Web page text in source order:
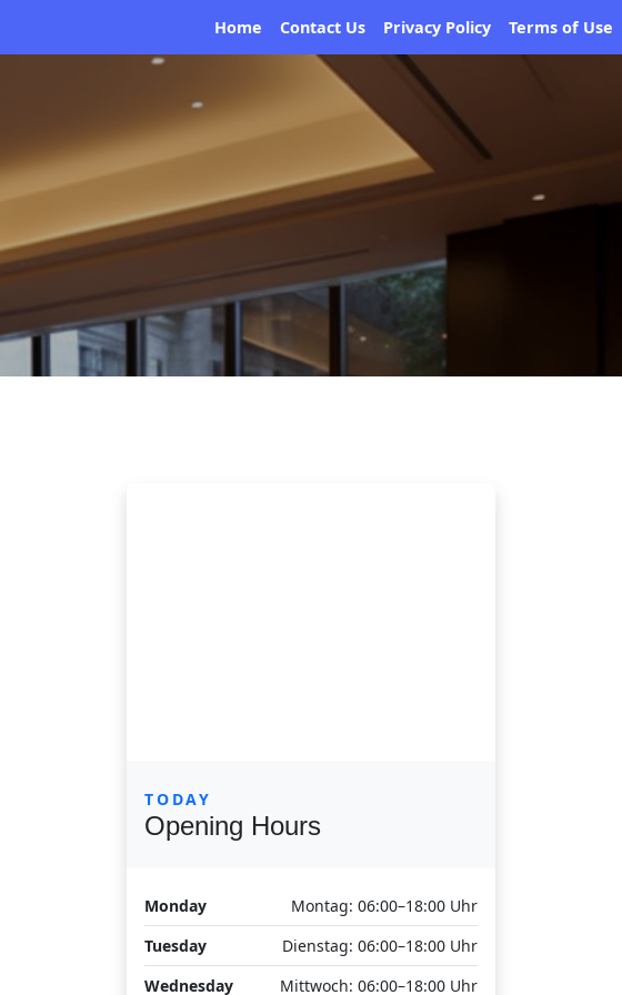
Home Contact Us Privacy Policy Terms of Use
TODAY
Opening Hours
Monday
Montag: 06:00–18:00 Uhr
Tuesday
Dienstag: 06:00–18:00 Uhr
Wednesday
Mittwoch: 06:00–18:00 Uhr